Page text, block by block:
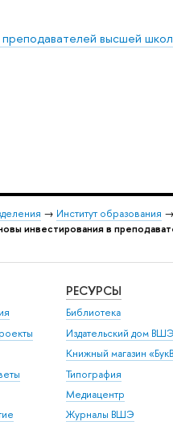
высшей
→ Институт образования →
инвестирования в
РЕСУРСЫ
Библиотека
Издательский дом ВШЭ
Книжный магазин
Типография
Медиацентр
Журналы ВШЭ